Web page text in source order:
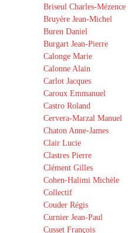
Briseul Charles-Mézence
Bruyère Jean-Michel
Buren Daniel
Burgart Jean-Pierre
Calonge Marie
Calonne Alain
Carlot Jacques
Caroux Emmanuel
Castro Roland
Cervera-Marzal Manuel
Chaton Anne-James
Clair Lucie
Clastres Pierre
Clément Gilles
Cohen-Halimi Michèle
Collectif
Couder Régis
Curnier Jean-Paul
Cusset François